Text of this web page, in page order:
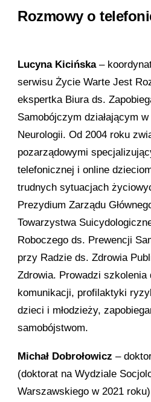
Rozmowy o
Lucyna Kicińska–
serwisu Życie Warte Jest
ekspertka Biura ds.
Samobójczym działającym
Neurologii. Od 2004 roku
pozarządowymi
telefonicznej i online
trudnych sytuacjach
Prezydium Zarządu
Towarzystwa
Roboczego ds. Prewencji
przy Radzie ds. Zdrowia
Zdrowia. Prowadzi szkolenia
komunikacji, profilaktyki
dzieci i młodzieży,
samobójstwom.
Michał Dobrołowicz–
(doktorat na Wydziale
Warszawskiego w 2021